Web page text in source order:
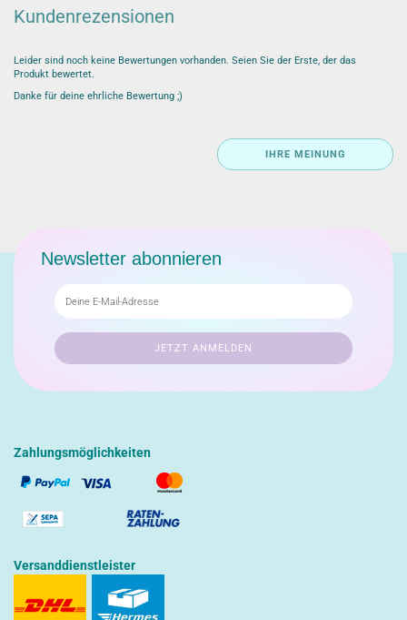
Kundenrezensionen
Leider sind noch keine Bewertungen vorhanden. Seien Sie der Erste, der das
Produkt bewertet.
Danke für deine ehrliche Bewertung ;)
IHRE MEINUNG
Newsletter abonnieren
Zahlungsmöglichkeiten
Versanddienstleister